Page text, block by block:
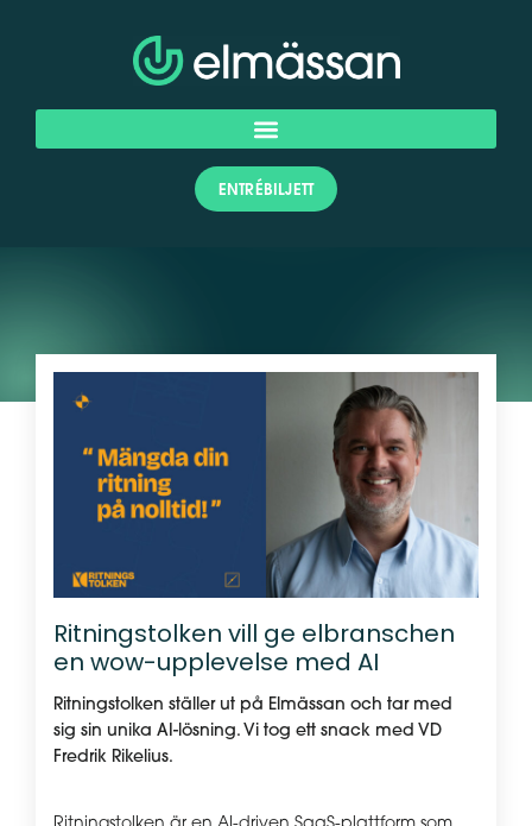
ENTRÉBILJETT
Ritningstolken vill ge elbranschen
en wow-upplevelse med AI
Ritningstolken ställer ut på Elmässan och tar med
sig sin unika AI-lösning. Vi tog ett snack med VD
Fredrik Rikelius.